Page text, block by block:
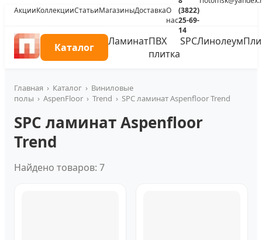
АкцииКоллекцииСтатьиМагазиныДоставкаО
нас
(3822)
25-69-
14
Каталог ЛаминатПВХ
плитка
SPCЛинолеум
Главная › Каталог › Виниловые
полы › AspenFloor › Trend › SPC ламинат Aspenfloor Trend
SPC ламинат Aspenfloor
Trend
Найдено товаров: 7